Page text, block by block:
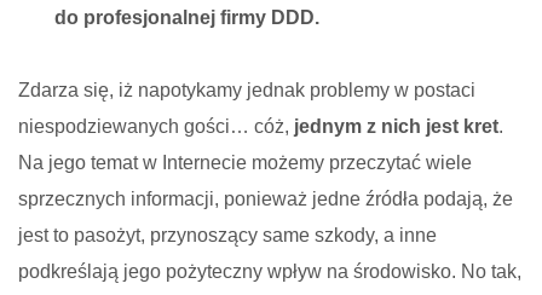
do profesjonalnej firmy DDD.
Zdarza się, iż napotykamy jednak problemy w postaci
niespodziewanych gości… cóż, jednym z nich jest kret.
Na jego temat w Internecie możemy przeczytać wiele
sprzecznych informacji, ponieważ jedne źródła podają, że
jest to pasożyt, przynoszący same szkody, a inne
podkreślają jego pożyteczny wpływ na środowisko. No tak,